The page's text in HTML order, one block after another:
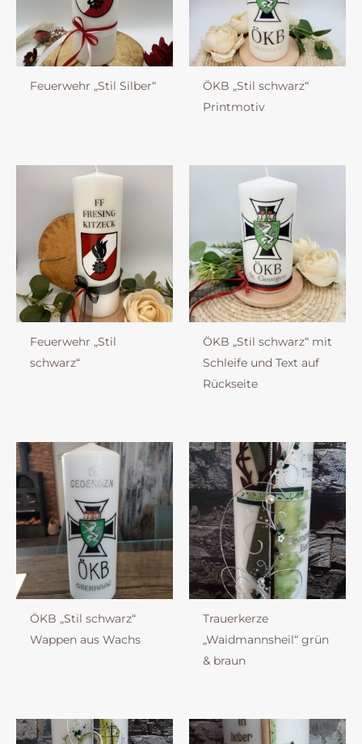
Feuerwehr „Stil Silber“
ÖKB „Stil schwarz“
Printmotiv
Feuerwehr „Stil
schwarz“
ÖKB „Stil schwarz“ mit
Schleife und Text auf
Rückseite
ÖKB „Stil schwarz“
Wappen aus Wachs
Trauerkerze
„Waidmannsheil“ grün
& braun